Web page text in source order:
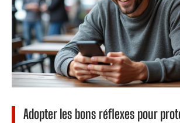
Adopter les bons réflexes pour